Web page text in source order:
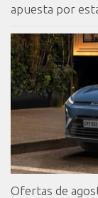
apuesta por
Ofertas de